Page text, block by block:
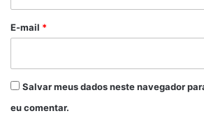
*
E-mail *
Salvar meus dados neste navegador
eu comentar.